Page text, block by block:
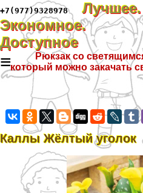
+7(977)9328978
Лучшее.
Экономное.
Доступное
≡
Рюкзак со
который можно закачать
Каллы Жёлтый уголок